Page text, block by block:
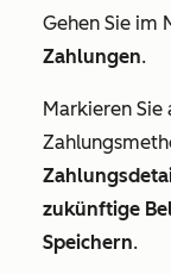
Gehen Sie im
Zahlungen.
Markieren
zukünftige
Speichern.